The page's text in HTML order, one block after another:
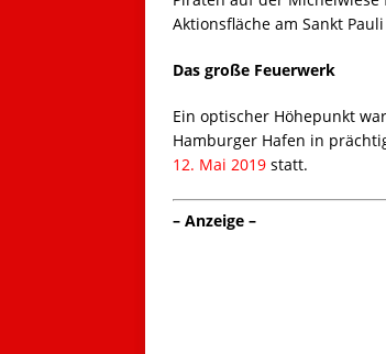
Aktionsfläche am Sankt
Das große Feuerwerk
Ein optischer Höhepunkt
Hamburger Hafen in
12. Mai 2019 statt.
– Anzeige –